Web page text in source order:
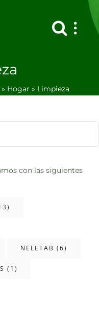
» Hogar » Limpieza
con las siguientes
NELETAB (6)
(1)